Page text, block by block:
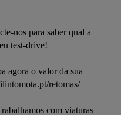
nos para saber qual a
test-drive!
retomas/